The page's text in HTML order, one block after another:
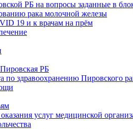
РБ на вопросы заданные в
рака молочной железы
19 и к врачам на прём
РБ
по здравоохранению Пировского
услуг медицинской